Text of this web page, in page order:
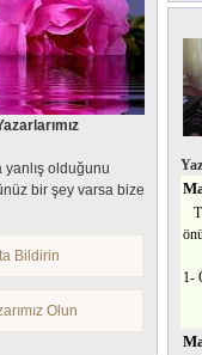
yanlış olduğunu
bir şey varsa bize
Bildirin
Olun
1-